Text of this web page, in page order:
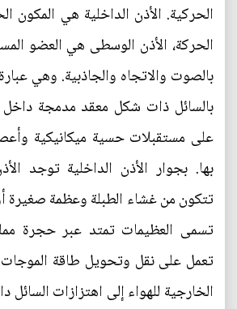
الحركية. الأذن الداخلية هي
الحركة، الأذن الوسطى هي العضو
بالصوت والاتجاه والجاذبية. وهي
بالسائل ذات شكل معقد مدمجة
على مستقبلات حسية ميكانيكية
بها. بجوار الأذن الداخلية توجد
تتكون من غشاء الطبلة وعظمة صغيرة
تسمى العظيمات تمتد عبر حجرة
تعمل على نقل وتحويل طاقة الموجات
الخارجية للهواء إلى اهتزازات السائل